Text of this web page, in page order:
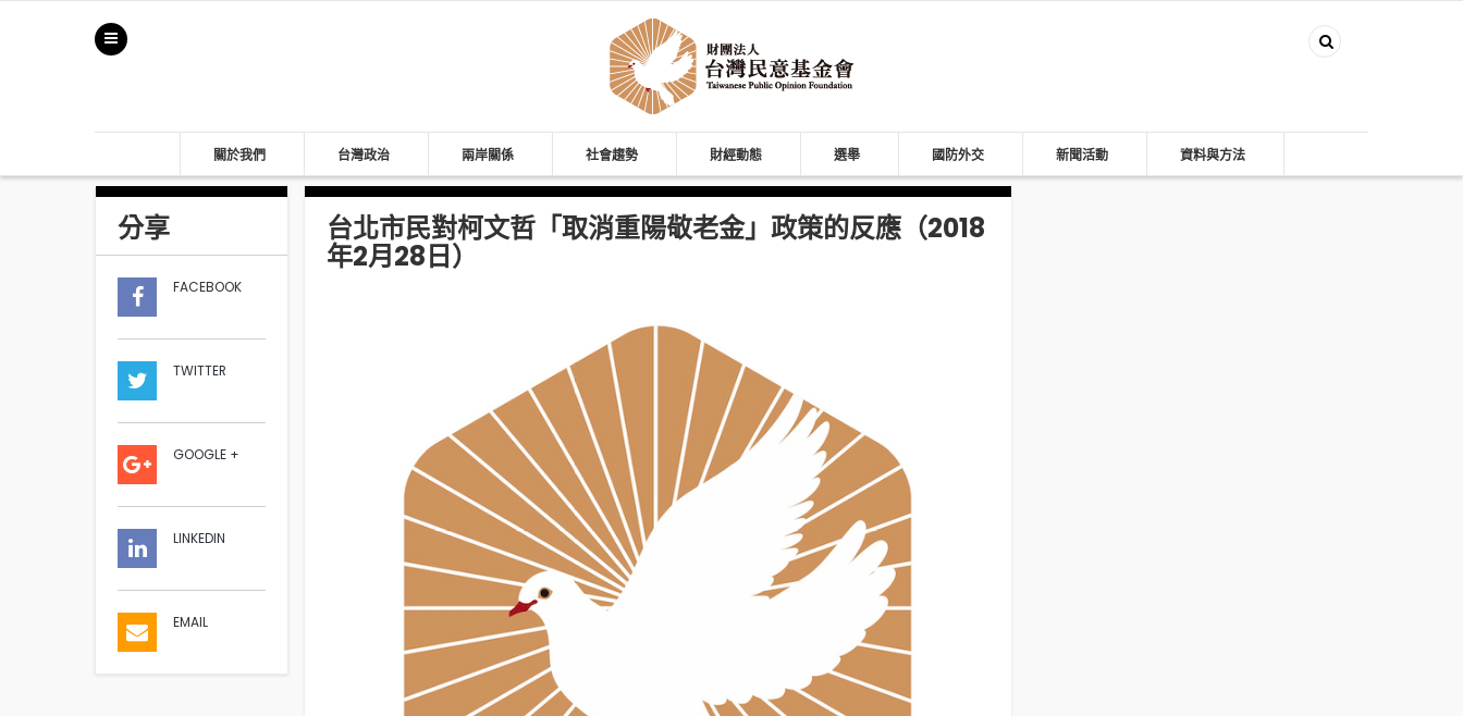
關於我們 台灣政治 兩岸關係 社會趨勢 財經動態 選舉 國防外交 新聞活動 資料與方法
分享
FACEBOOK
TWITTER
GOOGLE +
LINKEDIN
EMAIL
台北市民對柯文哲「取消重陽敬老金」政策的反應（2018
年2月28日）